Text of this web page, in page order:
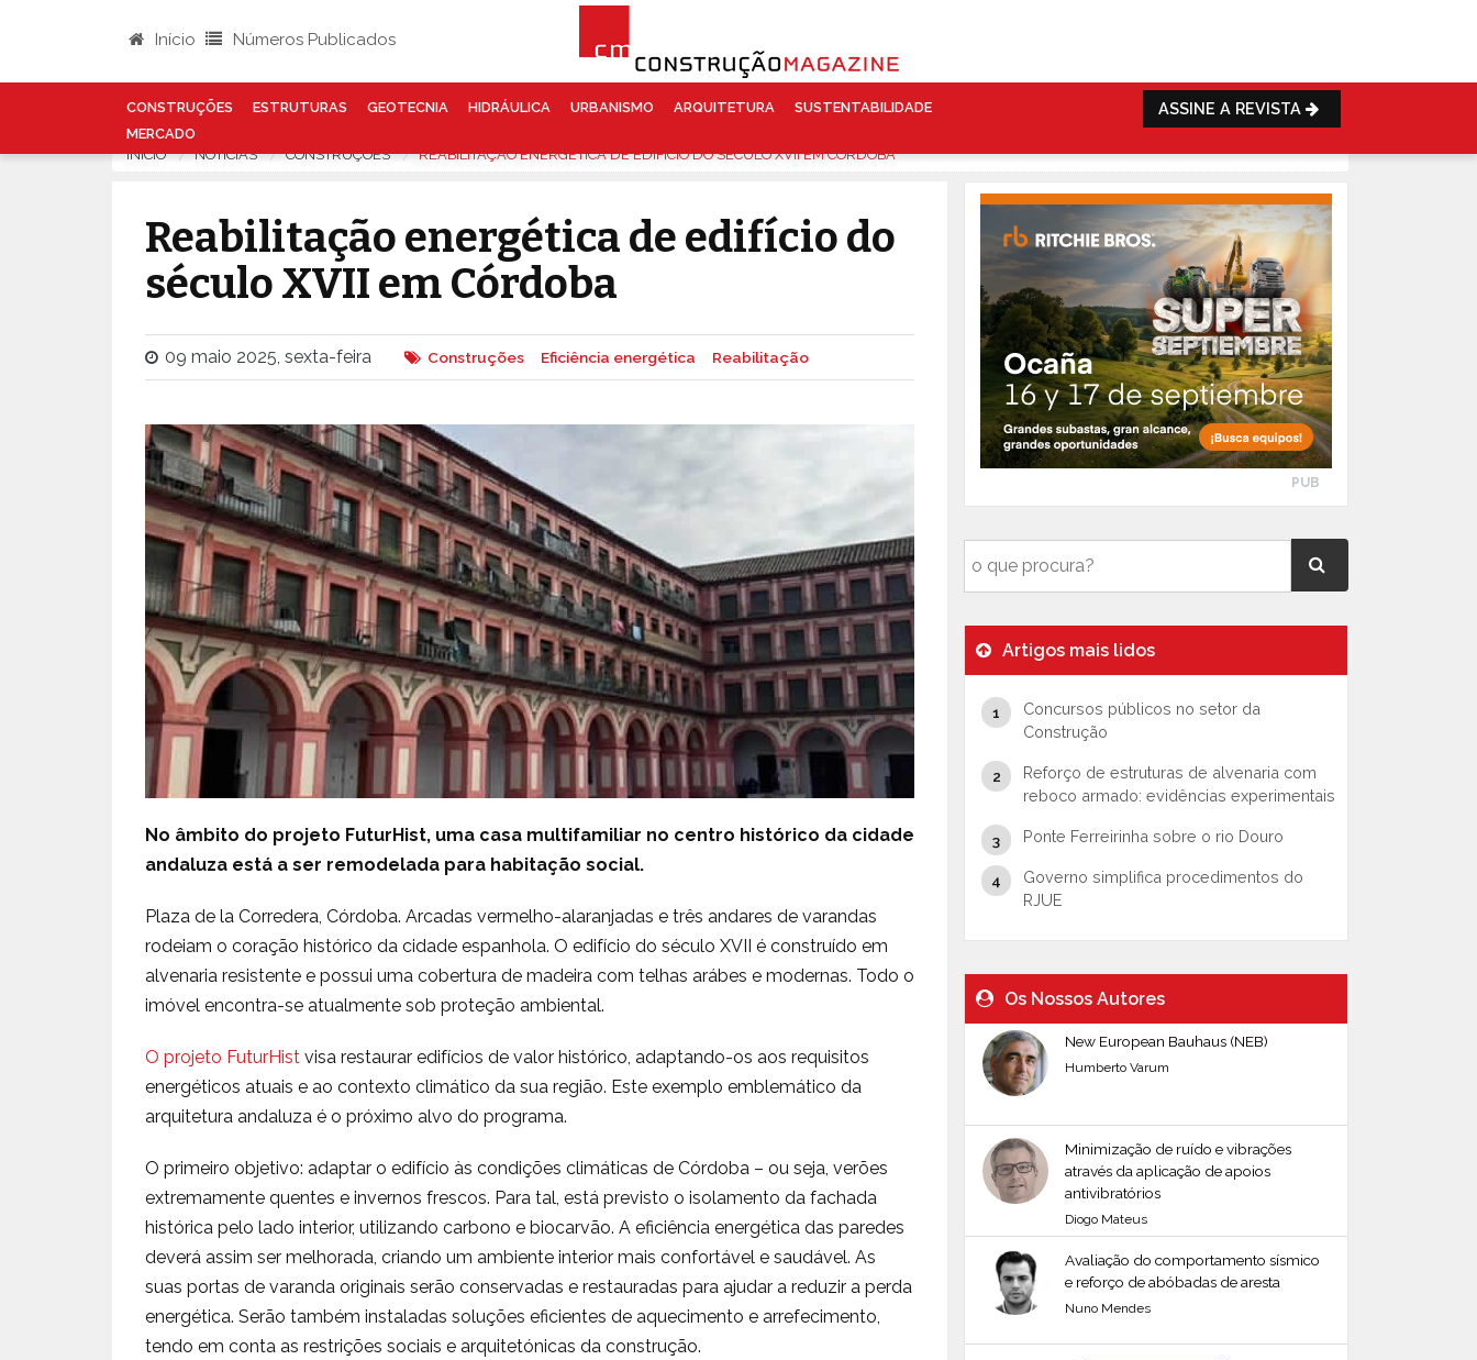
Início Números Publicados
CONSTRUÇÕES ESTRUTURAS GEOTECNIA HIDRÁULICA URBANISMO ARQUITETURA
SUSTENTABILIDADE
MERCADO
ASSINE A REVISTA
INÍCIO NOTÍCIAS CONSTRUÇÕES REABILITAÇÃO ENERGÉTICA DE EDIFÍCIO DO SÉCULO XVII EM CÓRDOBA
Reabilitação energética de edifício do
século XVII em Córdoba
09 maio 2025, sexta-feira Construções Eficiência energética Reabilitação
No âmbito do projeto FuturHist, uma casa multifamiliar no centro histórico da cidade
andaluza está a ser remodelada para habitação social.
Plaza de la Corredera, Córdoba. Arcadas vermelho-alaranjadas e três andares de varandas
rodeiam o coração histórico da cidade espanhola. O edifício do século XVII é construído em
alvenaria resistente e possui uma cobertura de madeira com telhas arábes e modernas. Todo o
imóvel encontra-se atualmente sob proteção ambiental.
O projeto FuturHist visa restaurar edifícios de valor histórico, adaptando-os aos requisitos
energéticos atuais e ao contexto climático da sua região. Este exemplo emblemático da
arquitetura andaluza é o próximo alvo do programa.
O primeiro objetivo: adaptar o edifício às condições climáticas de Córdoba – ou seja, verões
extremamente quentes e invernos frescos. Para tal, está previsto o isolamento da fachada
histórica pelo lado interior, utilizando carbono e biocarvão. A eficiência energética das paredes
deverá assim ser melhorada, criando um ambiente interior mais confortável e saudável. As
suas portas de varanda originais serão conservadas e restauradas para ajudar a reduzir a perda
energética. Serão também instaladas soluções eficientes de aquecimento e arrefecimento,
tendo em conta as restrições sociais e arquitetónicas da construção.
PUB
Artigos mais lidos
Concursos públicos no setor da
Construção
Reforço de estruturas de alvenaria com
reboco armado: evidências experimentais
Ponte Ferreirinha sobre o rio Douro
Governo simplifica procedimentos do
RJUE
Os Nossos Autores
New European Bauhaus (NEB)
Humberto Varum
Minimização de ruído e vibrações
através da aplicação de apoios
antivibratórios
Diogo Mateus
Avaliação do comportamento sísmico
e reforço de abóbadas de aresta
Nuno Mendes